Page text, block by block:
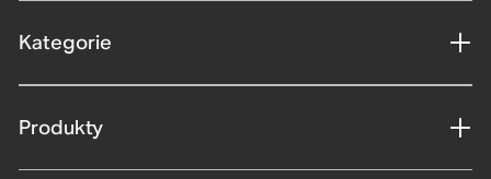
Kategorie
Produkty